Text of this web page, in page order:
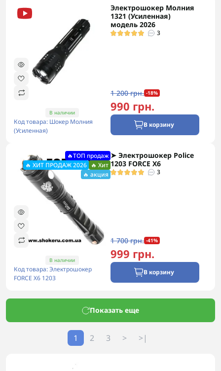
В наличии
Код товара: Шокер Молния
(Усиленная)
Электрошокер Молния
1321 (Усиленная)
модель 2026
3
1 200 грн. -18%
990 грн.
В корзину
🔥ТОП продаж
🔥 ХИТ ПРОДАЖ 2026 🔥 Хит
🔥 акция
В наличии
Код товара: Электрошокер
FORCE X6 1203
➤ Электрошокер Police
1203 FORCE X6
3
1 700 грн. -41%
999 грн.
В корзину
Показать еще
1 2 3 > >|